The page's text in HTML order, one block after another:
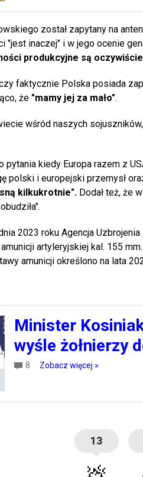
został zapytany na
inaczej" i w jego ocenie
produkcyjne są
faktycznie Polska posiada
że "mamy jej za mało".
wśród naszych
pytania kiedy Europa razem z
polski i europejski przemysł
kilkukrotnie". Dodał też, że
2023 roku Agencja
artyleryjskiej kal. 155
amunicji określono na lata
Minister
wyśle żołnierzy
8 Zobacz więcej »
13